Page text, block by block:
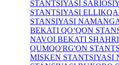
STANTSIYASI
STANTSIYASI
STANSIYASI
BEKATI QO‘QON
NAVOI BEKATI
QUMQO'RG'ON
MISKEN STANTSIYASI